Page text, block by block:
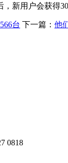
新用户会获得
台 下一篇： 他
0818